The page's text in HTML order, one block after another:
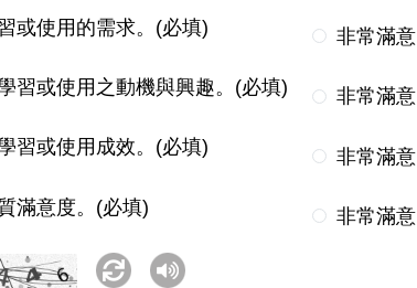
或使用的需求。(必填) 非常滿意
習或使用之動機與興趣。(必填) 非常滿意
習或使用成效。(必填) 非常滿意
滿意度。(必填) 非常滿意